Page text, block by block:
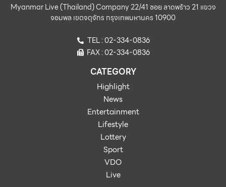
Myanmar Live (Thailand) Company 22/41 ซอย ลาดพร้าว 21 แขวง
จอมพล เขตจตุจักร กรุงเทพมหานคร 10900
TEL : 02-334-0836
FAX : 02-334-0836
CATEGORY
Highlight
News
Entertainment
Lifestyle
Lottery
Sport
VDO
Live